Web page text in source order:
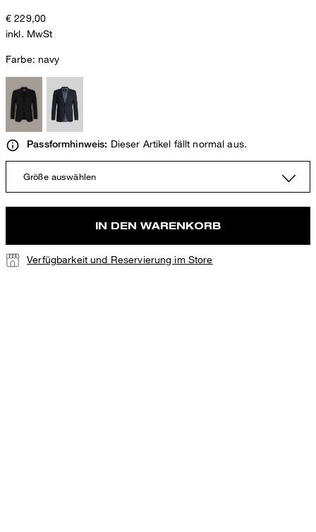
€ 229,00
inkl. MwSt
Farbe: navy
Passformhinweis: Dieser Artikel fällt normal aus.
Größe auswählen
IN DEN WARENKORB
Verfügbarkeit und Reservierung im Store